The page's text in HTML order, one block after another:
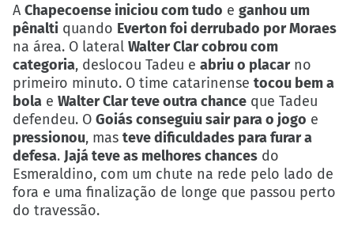
A Chapecoense iniciou com tudo e ganhou um
pênalti quando Everton foi derrubado por Moraes
na área. O lateral Walter Clar cobrou com
categoria, deslocou Tadeu e abriu o placarno
primeiro minuto. O time catarinense tocou bem a
bola e Walter Clar teve outra chance que Tadeu
defendeu. O Goiás conseguiu sair para o jogo e
pressionou, mas teve dificuldades para furar a
defesa. Jajá teve as melhores chances do
Esmeraldino, com um chute na rede pelo lado de
fora e uma finalização de longe que passou perto
do travessão.